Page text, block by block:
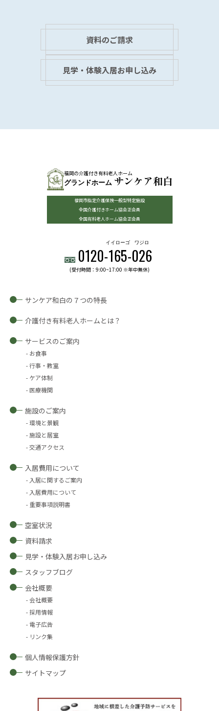
資料のご請求
見学・体験入居お申し込み
福岡の介護付き有料老人ホーム
グランドホーム サンケア和白
福岡市指定介護保険一般型特定施設
全国介護付きホーム協会正会員
全国有料老人ホーム協会正会員
0120-165
イイローゴ
-026
ワジロ
(受付時間：9:00~17:00 ※年中無休)
サンケア和白の７つの特長
介護付き有料老人ホームとは？
サービスのご案内
お食事
行事・教室
ケア体制
医療機関
施設のご案内
環境と景観
施設と居室
交通アクセス
入居費用について
入居に関するご案内
入居費用について
重要事項説明書
空室状況
資料請求
見学・体験入居お申し込み
スタッフブログ
会社概要
会社概要
採用情報
電子広告
リンク集
個人情報保護方針
サイトマップ